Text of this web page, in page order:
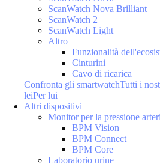
ScanWatch Nova Brilliant
ScanWatch 2
ScanWatch Light
Altro
Funzionalità
Cinturini
Cavo di ricarica
Confronta gli smartwatchTutti i
leiPer lui
Altri dispositivi
Monitor per la pressione
BPM Vision
BPM Connect
BPM Core
Laboratorio urine